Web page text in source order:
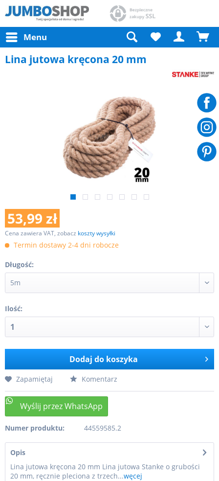
Menu
Lina jutowa kręcona 20 mm
53,99 zł
Cena zawiera VAT, zobacz koszty wysyłki
Termin dostawy 2-4 dni robocze
Długość:
Ilość:
Dodaj do koszyka
Zapamiętaj Komentarz
Numer produktu: 44559585.2
Opis
Lina jutowa kręcona 20 mm Lina jutowa Stanke o grubości
20 mm, ręcznie pleciona z trzech...węcej